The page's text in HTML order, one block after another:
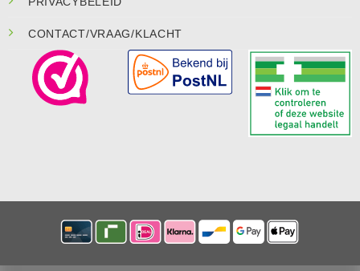
CONTACT/VRAAG/KLACHT